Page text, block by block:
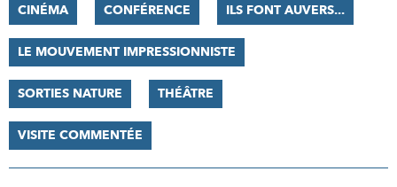
CINÉMA CONFÉRENCE ILS FONT AUVERS...
LE MOUVEMENT IMPRESSIONNISTE
SORTIES NATURE THÉÂTRE
VISITE COMMENTÉE